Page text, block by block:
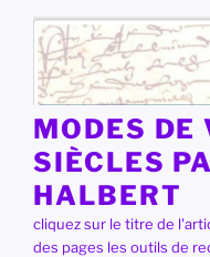
contenu
principal
MODES DE
SIÈCLES
HALBERT
cliquez sur le titre de
des pages les outils de